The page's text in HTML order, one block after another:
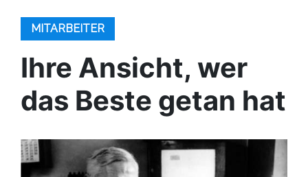
MITARBEITER
Ihre Ansicht, wer
das Beste getan hat